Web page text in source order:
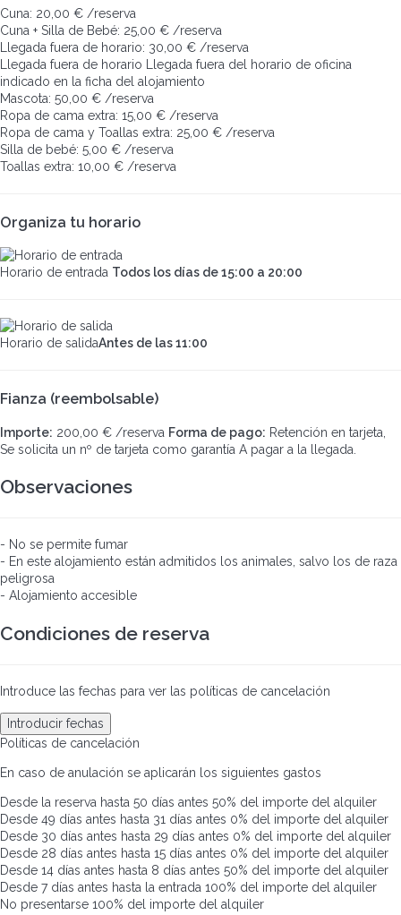
Cuna: 20,00 € /reserva
Cuna + Silla de Bebé: 25,00 € /reserva
Llegada fuera de horario: 30,00 € /reserva
Llegada fuera de horario
Llegada fuera del horario de oficina
indicado en la ficha del alojamiento
Mascota: 50,00 € /reserva
Ropa de cama extra: 15,00 € /reserva
Ropa de cama y Toallas extra: 25,00 € /reserva
Silla de bebé: 5,00 € /reserva
Toallas extra: 10,00 € /reserva
Organiza tu horario
Horario de entrada Todos los días de 15:00 a 20:00
Horario de salidaAntes de las 11:00
Fianza (reembolsable)
Importe: 200,00 € /reserva Forma de pago: Retención en tarjeta,
Se solicita un nº de tarjeta como garantía A pagar a la llegada.
Observaciones
- No se permite fumar
- En este alojamiento están admitidos los animales, salvo los de raza
peligrosa
- Alojamiento accesible
Condiciones de reserva
Introduce las fechas para ver las políticas de cancelación
Introducir fechas
Políticas de cancelación
En caso de anulación se aplicarán los siguientes gastos
Desde la reserva hasta 50 días antes 50% del importe del alquiler
Desde 49 días antes hasta 31 días antes 0% del importe del alquiler
Desde 30 días antes hasta 29 días antes 0% del importe del alquiler
Desde 28 días antes hasta 15 días antes 0% del importe del alquiler
Desde 14 días antes hasta 8 días antes 50% del importe del alquiler
Desde 7 días antes hasta la entrada 100% del importe del alquiler
No presentarse 100% del importe del alquiler